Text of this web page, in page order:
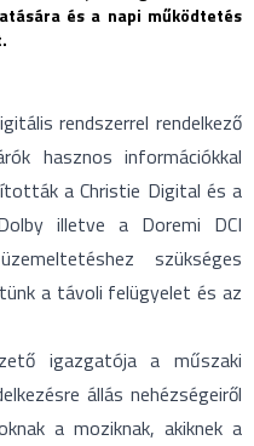
és a napi működtetés
rendszerrel rendelkező
hasznos információkkal
a Christie Digital és a
illetve a Doremi DCI
szükséges
a távoli felügyelet és az
igazgatója a műszaki
állás nehézségeiről
a moziknak, akiknek a